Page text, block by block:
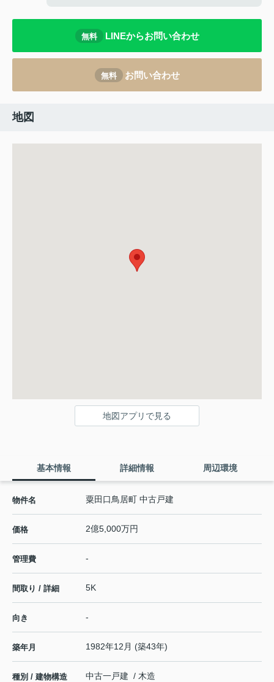
無料 LINEからお問い合わせ
無料 お問い合わせ
地図
地図アプリで見る
基本情報 詳細情報 周辺環境
物件名 粟田口鳥居町 中古戸建
価格 2億5,000万円
管理費 -
間取り / 詳細 5K
向き -
築年月 1982年12月 (築43年)
種別 / 建物構造 中古一戸建 / 木造